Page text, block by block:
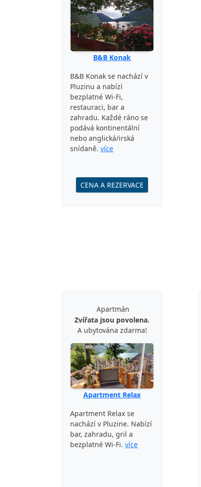
B&B Konak
B&B Konak se nachází v
Pluzinu a nabízí
bezplatné Wi-Fi,
restauraci, bar a
zahradu. Každé ráno se
podává kontinentální
nebo anglická/irská
snídaně. více
CENA A REZERVACE
Apartmán
Zvířata jsou povolena.
A ubytována zdarma!
Apartment Relax
Apartment Relax se
nachází v Pluzine. Nabízí
bar, zahradu, gril a
bezplatné Wi-Fi. více